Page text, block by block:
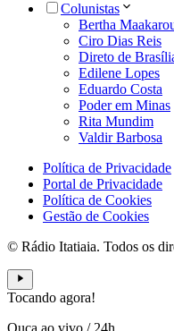
Colunistas
Bertha
Ciro Dias Reis
Direto de
Edilene Lopes
Eduardo Costa
Poder em Minas
Rita Mundim
Valdir Barbosa
Política de Privacidade
Portal de Privacidade
Política de Cookies
Gestão de Cookies
© Rádio Itatiaia. Todos os
Tocando agora!
Ouça ao vivo / 24h